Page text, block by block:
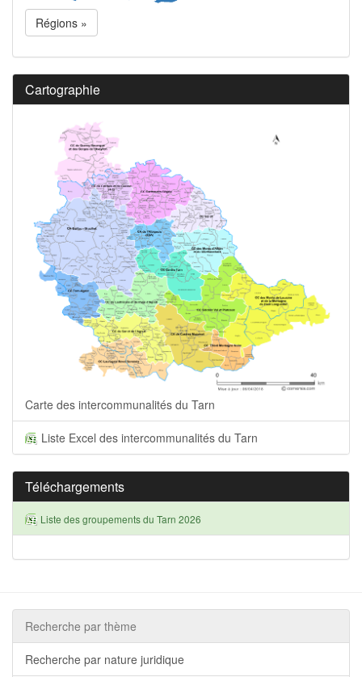
Régions »
Cartographie
Carte des intercommunalités du Tarn
Liste Excel des intercommunalités du Tarn
Téléchargements
Liste des groupements du Tarn 2026
Recherche par thème
Recherche par nature juridique